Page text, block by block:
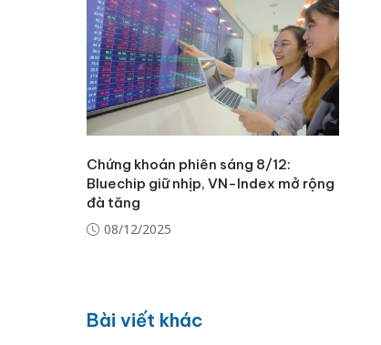
Chứng khoán phiên sáng 8/12:
Bluechip giữ nhịp, VN-Index mở rộng
đà tăng
08/12/2025
Bài viết khác